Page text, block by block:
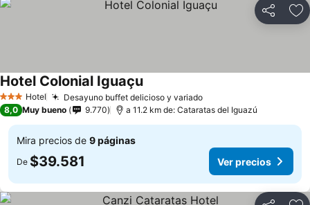
Compartir
3 Estrellas
Hotel Desayuno buffet delicioso y variado
Hotel Colonial Iguaçu
8,0 Muy bueno 9.770 a 11.2 km de: Cataratas del Iguazú
Mira precios de 9 páginas
De $39.581 Ver precios